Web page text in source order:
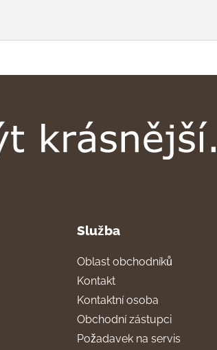
Služba
Oblast obchodníků
Kontakt
Kontaktní osoba
Obchodní zástupci
Požadavek na servis